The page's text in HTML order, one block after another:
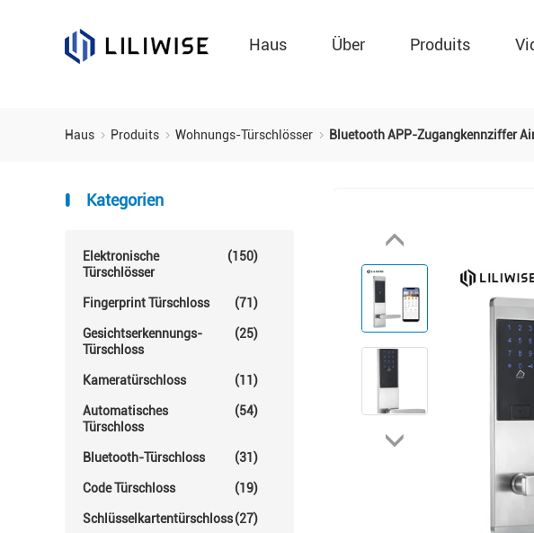
Haus Über Produits
Haus Produits Wohnungs-Türschlösser Bluetooth APP-Zugangkennziffer
Kategorien
Elektronische
Türschlösser
(150)
Fingerprint Türschloss (71)
Gesichtserkennungs-
Türschloss
(25)
Kameratürschloss (11)
Automatisches
Türschloss
(54)
Bluetooth-Türschloss (31)
Code Türschloss (19)
Schlüsselkartentürschloss(27)